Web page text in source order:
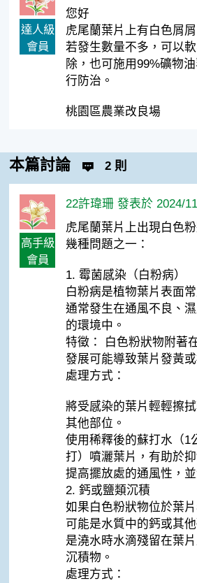
達人級
會員
您好
虎尾蘭葉片上有白色屑
若發生數量不多，可以
除，也可施用99%礦物
行防治。
桃園區農業改良場
本篇討論 2 則
高手級
會員
22許瑋珊 發表於 2024/
虎尾蘭葉片上出現白色
幾種問題之一：
1. 霉菌感染（白粉病）
白粉病是植物葉片表面
通常發生在通風不良、
的環境中。
特徵： 白色粉狀物附著
發展可能導致葉片發黃或
處理方式：
將受感染的葉片輕輕擦
其他部位。
使用稀釋後的蘇打水（1
打）噴灑葉片，有助於
提高擺放處的通風性，
2. 鈣或鹽類沉積
如果白色粉狀物位於葉
可能是水質中的鈣或其
是澆水時水滴殘留在葉
沉積物。
處理方式：